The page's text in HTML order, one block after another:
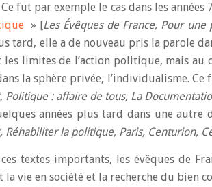
fut par exemple le cas dans les
» [Les Évêques de France, Pour
tard, elle a de nouveau pris la parole
les limites de l’action politique, mais
la sphère privée, l’individualisme.
Politique : affaire de tous, La
années plus tard dans une
Réhabiliter la politique, Paris, Centurion,
textes importants, les évêques de
la vie en société et la recherche du bien